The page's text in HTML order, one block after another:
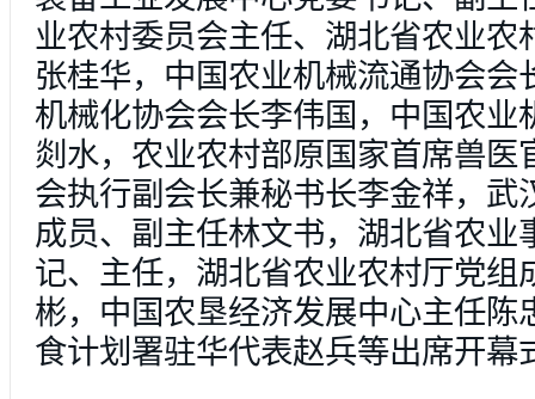
业农村委员会主任、湖北省农业农
张桂华，中国农业机械流通协会会
机械化协会会长李伟国，中国农业
剡水，农业农村部原国家首席兽医
会执行副会长兼秘书长李金祥，武
成员、副主任林文书，湖北省农业
记、主任，湖北省农业农村厅党组
彬，中国农垦经济发展中心主任陈
食计划署驻华代表赵兵等出席开幕